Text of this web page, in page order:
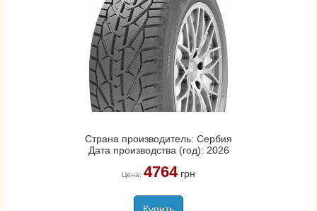
Страна производитель: Сербия
Дата производства (год): 2026
Цена: 4764грн